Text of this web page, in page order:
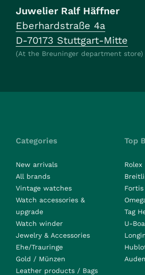
Juwelier Ralf Häffner
Eberhardstraße 4a
D-70173 Stuttgart-Mitte
(At the Breuninger department store)
Categories
New arrivals
All brands
Vintage watches
Watch accessories &
upgrade
Watch winder
Jewelry & Accessories
Ehe/Trauringe
Gold / Münzen
Leather products / Bags
Top
Rolex
Fortis
Tag
U-